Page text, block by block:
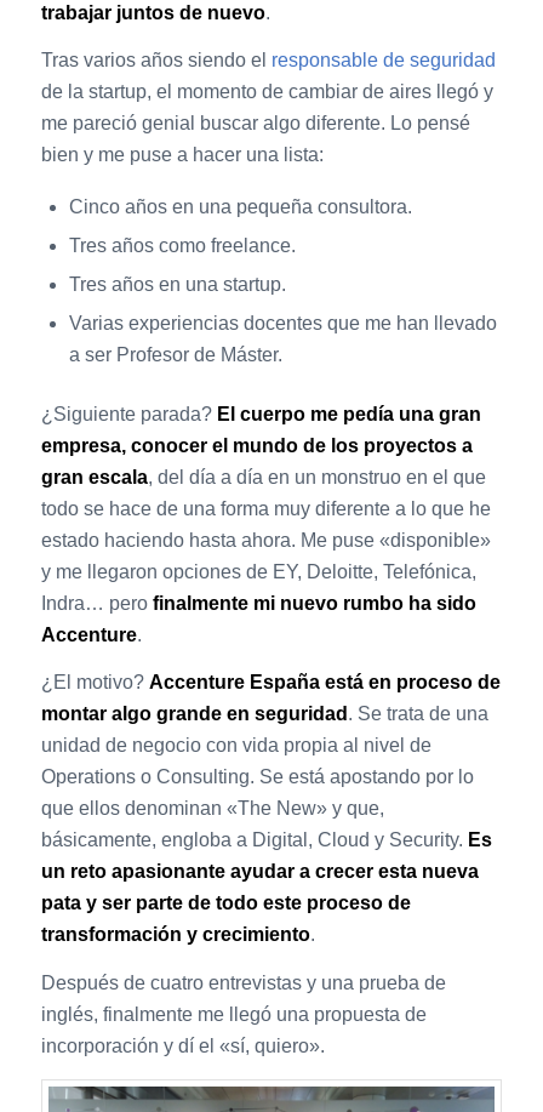
trabajar juntos de nuevo.
Tras varios años siendo el responsable de seguridad
de la startup, el momento de cambiar de aires llegó y
me pareció genial buscar algo diferente. Lo pensé
bien y me puse a hacer una lista:
Cinco años en una pequeña consultora.
Tres años como freelance.
Tres años en una startup.
Varias experiencias docentes que me han llevado
a ser Profesor de Máster.
¿Siguiente parada? El cuerpo me pedía una gran
empresa, conocer el mundo de los proyectos a
gran escala, del día a día en un monstruo en el que
todo se hace de una forma muy diferente a lo que he
estado haciendo hasta ahora. Me puse «disponible»
y me llegaron opciones de EY, Deloitte, Telefónica,
Indra… pero finalmente mi nuevo rumbo ha sido
Accenture.
¿El motivo? Accenture España está en proceso de
montar algo grande en seguridad . Se trata de una
unidad de negocio con vida propia al nivel de
Operations o Consulting. Se está apostando por lo
que ellos denominan «The New» y que,
básicamente, engloba a Digital, Cloud y Security. Es
un reto apasionante ayudar a crecer esta nueva
pata y ser parte de todo este proceso de
transformación y crecimiento.
Después de cuatro entrevistas y una prueba de
inglés, finalmente me llegó una propuesta de
incorporación y dí el «sí, quiero».